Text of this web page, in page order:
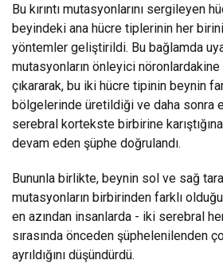
Bu kırıntı mutasyonlarını sergileyen
beyindeki ana hücre tiplerinin her
yöntemler geliştirildi. Bu bağlamda
mutasyonların önleyici
çıkararak, bu iki hücre tipinin beynin
bölgelerinde üretildiği ve daha sonra
serebral kortekste birbirine
devam eden şüphe doğrulandı.
Bununla birlikte, beynin sol ve sağ
mutasyonların birbirinden farklı
en azından insanlarda - iki serebral
sırasında önceden şüphelenilenden
ayrıldığını düşündürdü.